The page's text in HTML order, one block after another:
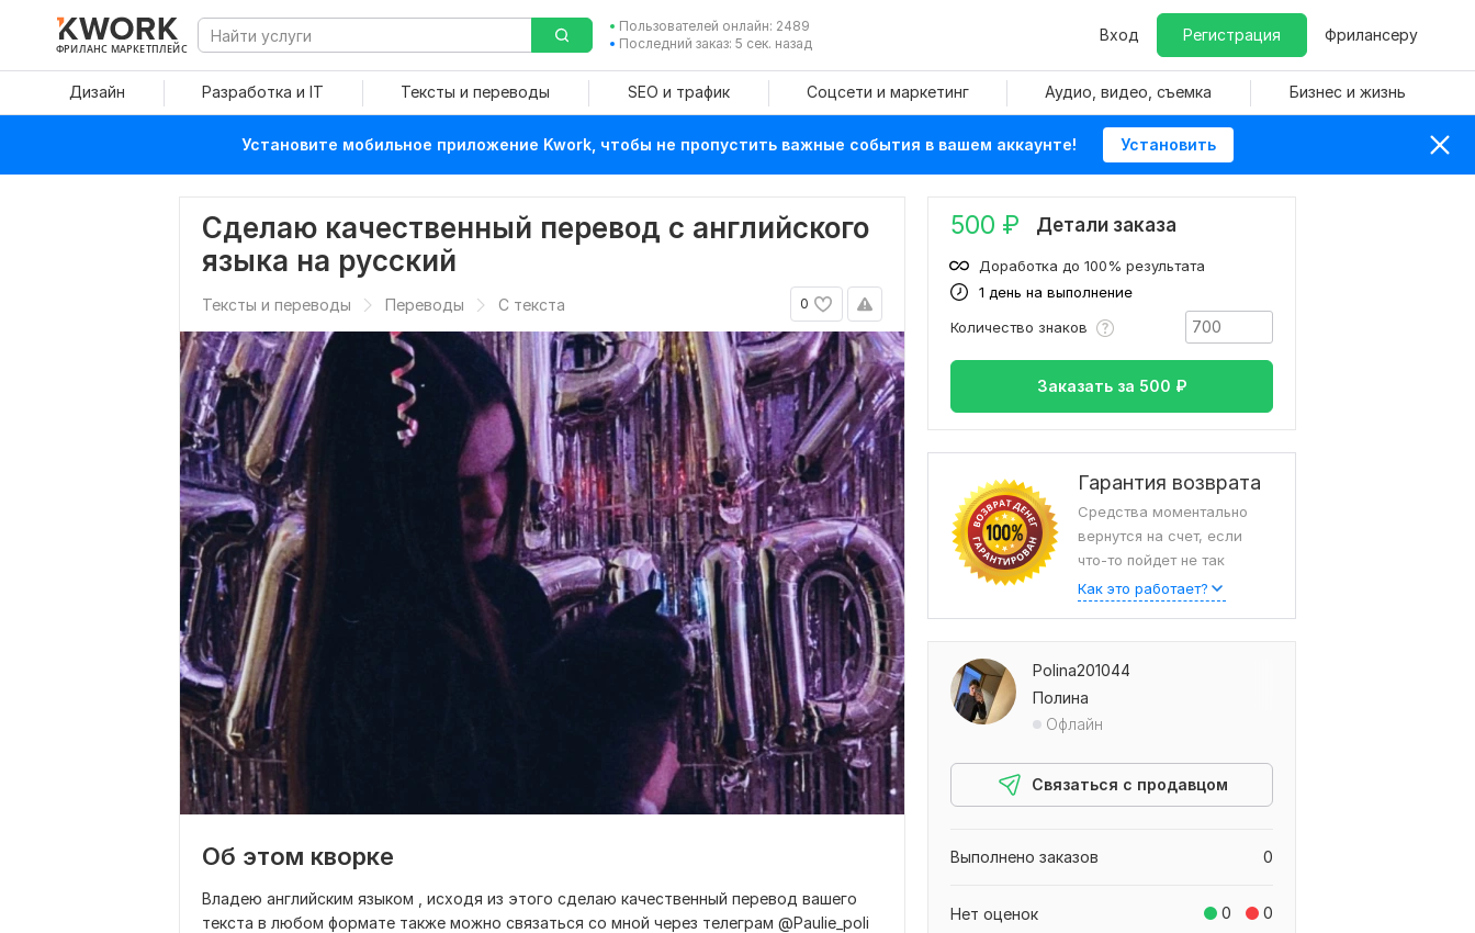
ФРИЛАНС МАРКЕТПЛЕЙС
Пользователей онлайн: 2489
Последний заказ: 5 сек. назад
Вход Регистрация Фрилансеру
Дизайн Разработка и IT Тексты и переводы SEO и трафик Соцсети и маркетинг Аудио, видео, съемка Бизнес и жизнь
Установите мобильное приложение Kwork, чтобы не пропустить важные события в вашем аккаунте! Установить
Сделаю качественный перевод с английского
языка на русский
0
Тексты и переводы Переводы С текста
Об этом кворке
Владею английским языком , исходя из этого сделаю качественный перевод вашего
текста в любом формате также можно связаться со мной через телеграм @Paulie_poli
500 ₽ Детали заказа
1 день на выполнение
Доработка до 100% результата
Количество знаков
Заказать за 500 ₽
Гарантия возврата
Средства моментально
вернутся на счет, если
что-то пойдет не так
Как это работает?
Polina201044
Полина
Офлайн
Связаться с продавцом
0
Выполнено заказов
0 0
Нет оценок